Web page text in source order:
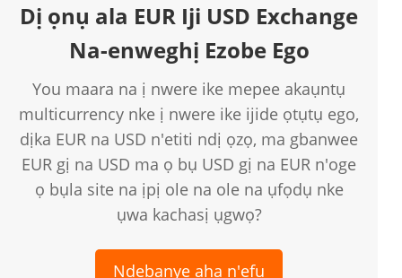
Dị ọnụ ala EUR Iji USD Exchange
Na-enweghị Ezobe Ego
You maara na ị nwere ike mepee akaụntụ
multicurrency nke ị nwere ike ijide ọtụtụ ego,
dịka EUR na USD n'etiti ndị ọzọ, ma gbanwee
EUR gị na USD ma ọ bụ USD gị na EUR n'oge
ọ bụla site na ịpị ole na ole na ụfọdụ nke
ụwa kachasị ụgwọ?
Ndebanye aha n'efu